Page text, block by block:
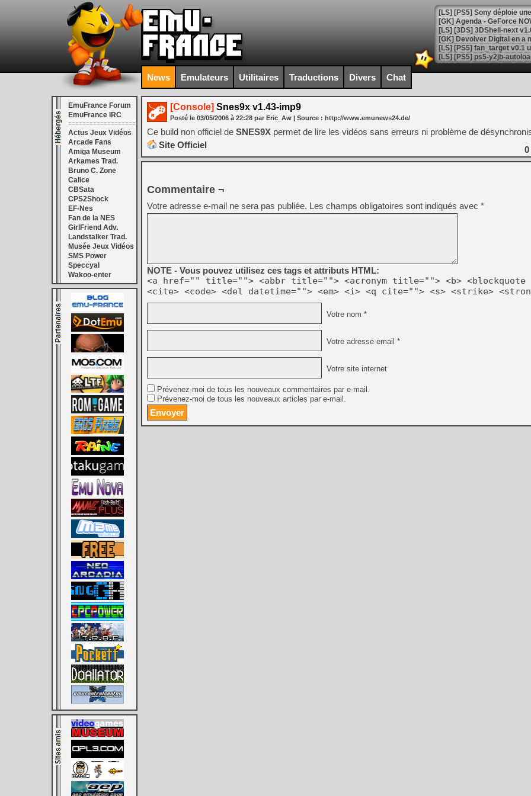
[GK] Agenda - GeForce
[GK] Devolver Digital en a
[LS] [PS5] ps5-y2jb-
[GK] Pourquoi Marvel
[GK] Test : Restory : Chill
[GK] GTA 6 : Rockstar
[GK] Hot Wheels Infinite
[GK] Mémoire cash -
[GK] Résultats Nintendo :
[GK] Déjà des
[Mo5] Brickboy cherche à
[GK] Minecraft et ses «
[GK] Beast of
[GK] Ubisoft : fin de partie
[GK] Mémoire cash -
[GK] Dan Houser (GTA)
[GK] Comment EA Sports
[GK] Crimson Moon : un
[GK] Isle of Reveries : le
[GK] Moonlighter 2 : The
[GK] Capcom relance
[Mo5] Deux inédits du
[GK] Le beat'em up The
[GK] Endless Legend 2 :
[LS] [PS5] Le WebKit
[GK] Oubliez Crazy Taxi,
[LS] [Switch] NSZ 5.0.0
[GK] No More Room in
News Emulateurs Utilitaires Traductions Divers Chat
EmuFrance Forum
EmuFrance IRC
===================
Actus Jeux Vidéos
Arcade Fans
Amiga Museum
Arkames Trad.
Bruno C. Zone
Calice
CBSata
CPS2Shock
EF-Nes
Fan de la NES
GirlFriend Adv.
Landstalker Trad.
Musée Jeux Vidéos
SMS Power
Speccyal
Wakoo-enter
[Console] Snes9x v1.43-imp9
Posté le 03/05/2006 à 22:28 par Eric_Aw | Source : http://www.emunews24.de/
Ce build non officiel de SNES9X permet de lire les vidéos sans erreurs ni problème de
Site Officiel
0
Commentaire ¬
Votre adresse e-mail ne sera pas publiée. Les champs obligatoires sont indiqués avec *
NOTE - Vous pouvez utilisez ces tags et attributs HTML:
<a href="" title=""> <abbr title=""> <acronym title=""> <b> <blockquote
<cite> <code> <del datetime=""> <em> <i> <q cite=""> <s> <strike>
Votre nom *
Votre adresse email *
Votre site internet
Prévenez-moi de tous les nouveaux commentaires par e-mail.
Prévenez-moi de tous les nouveaux articles par e-mail.